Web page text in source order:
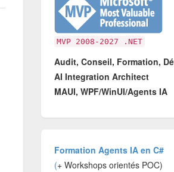
MVP 2008-2027 .NET
Audit, Conseil, Formation,
AI Integration Architect
MAUI, WPF/WinUI/Agents IA
Formation Agents IA en C#
(+ Workshops orientés POC)